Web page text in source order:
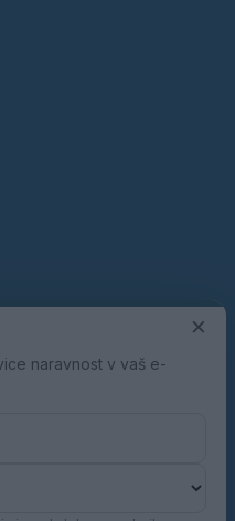
×
naravnost v vaš e-